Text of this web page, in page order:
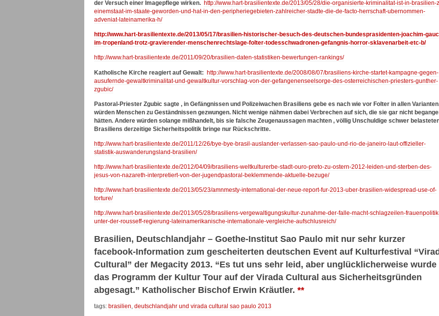
der Versuch einer Imagepflege wirken. http://www.hart-brasilientexte.de/2013/05/28/die-organisierte-kriminalitat-ist-in-brasilien-
einemstaat-im-staate-geworden-und-hat-in-den-peripheriegebieten-zahlreicher-stadte-die-de-facto-herrschaft-ubernommen-
adveniat-lateinamerika-h/
http://www.hart-brasilientexte.de/2013/05/17/brasilien-historischer-besuch-des-deutschen-bundesprasidenten-joachim-
im-tropenland-trotz-gravierender-menschenrechtslage-folter-todesschwadronen-gefangnis-horror-sklavenarbeit-etc-b/
http://www.hart-brasilientexte.de/2011/09/20/brasilien-daten-statistiken-bewertungen-rankings/
Katholische Kirche reagiert auf Gewalt: http://www.hart-brasilientexte.de/2008/08/07/brasiliens-kirche-startet-kampagne-gegen-
ausufernde-gewaltkriminalitat-und-gewaltkultur-vorschlag-von-der-gefangenenseelsorge-des-osterreichischen-priesters-gunther-
zgubic/
Pastoral-Priester Zgubic sagte , in Gefängnissen und Polizeiwachen Brasiliens gebe es nach wie vor Folter in allen
würden Menschen zu Geständnissen gezwungen. Nicht wenige nähmen dabei Verbrechen auf sich, die sie gar nicht
hätten. Andere würden solange mißhandelt, bis sie falsche Zeugenaussagen machten , völlig Unschuldige schwer
Brasiliens derzeitige Sicherheitspolitik bringe nur Rückschritte.
http://www.hart-brasilientexte.de/2011/12/26/bye-bye-brasil-auslander-verlassen-sao-paulo-und-rio-de-janeiro-laut-offizieller-
statistik-auswanderungsland-brasilien/
http://www.hart-brasilientexte.de/2012/04/09/brasiliens-weltkulturerbe-stadt-ouro-preto-zu-ostern-2012-leiden-und-sterben-des-
jesus-von-nazareth-interpretiert-von-der-jugendpastoral-beklemmende-aktuelle-bezuge/
http://www.hart-brasilientexte.de/2013/05/23/amnmesty-international-der-neue-report-fur-2013-uber-brasilien-widespread-use-of-
torture/
http://www.hart-brasilientexte.de/2013/05/28/brasiliens-vergewaltigungskultur-zunahme-der-falle-macht-schlagzeilen-
unter-der-rousseff-regierung-lateinamerikanische-internationale-vergleiche-aufschlusreich/
Brasilien, Deutschlandjahr – Goethe-Institut Sao Paulo mit nur sehr kurzer
facebook-Information zum gescheiterten deutschen Event auf Kulturfestival
Cultural” der Megacity 2013. “Es tut uns sehr leid, aber unglücklicherweise wurde
das Programm der Kultur Tour auf der Virada Cultural aus Sicherheitsgründen
abgesagt.” Katholischer Bischof Erwin Kräutler. **
tags: brasilien deutschlandjahr und virada cultural sao paulo 2013